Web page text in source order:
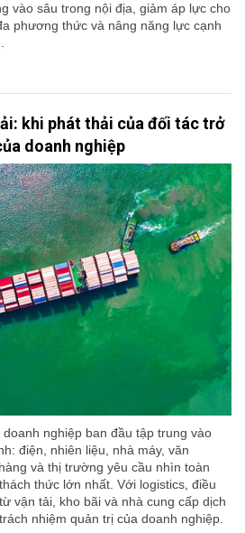
vào sâu trong nội địa, giảm áp lực cho
phương thức và nâng năng lực cạnh
khi phát thải của đối tác trở
doanh nghiệp
nghiệp ban đầu tập trung vào
điện, nhiên liệu, nhà máy, văn
và thị trường yêu cầu nhìn toàn
thức lớn nhất. Với logistics, điều
vận tải, kho bãi và nhà cung cấp dịch
nhiệm quản trị của doanh nghiệp.